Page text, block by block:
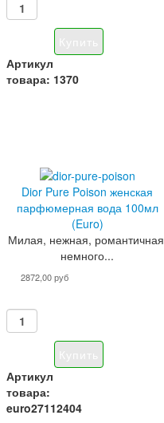
Артикул
товара: 1370
Dior Pure Poison женская
парфюмерная вода 100мл
(Euro)
Милая, нежная,
немного...
2872,00 руб
Артикул
товара:
euro27112404